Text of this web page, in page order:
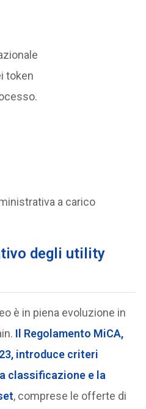
token
a carico
degli utility
è in piena evoluzione in
Il Regolamento MiCA,
introduce criteri
classificazione e la
, comprese le offerte di